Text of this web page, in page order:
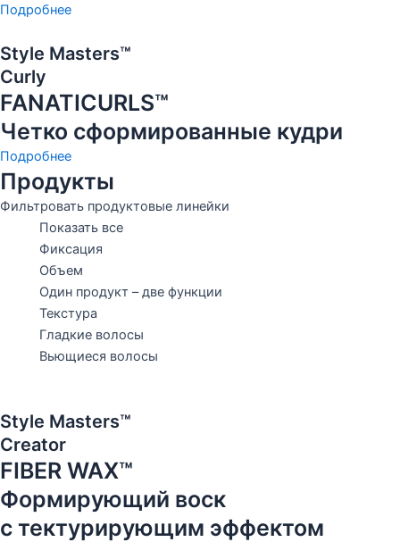
Подробнее
Style Masters™
Curly
FANATICURLS™
Четко сформированные кудри
Подробнее
Продукты
Фильтровать продуктовые линейки
Показать все
Фиксация
Объем
Один продукт – две функции
Текстура
Гладкие волосы
Вьющиеся волосы
Style Masters™
Creator
FIBER WAX™
Формирующий воск
с тектурирующим эффектом